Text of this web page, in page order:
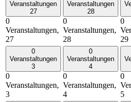
Veranstaltungen
27
0
Veranstaltungen,
27
Veranstaltungen
28
0
Veranstaltungen,
28
0
29
0
Veranstaltungen
3
0
Veranstaltungen,
3
0
Veranstaltungen
4
0
Veranstaltungen,
4
0
5